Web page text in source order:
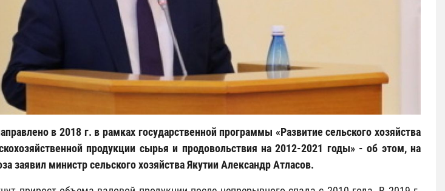
в 2018 г. в рамках государственной программы «Развитие сельского хозяйства
продукции сырья и продовольствия на 2012-2021 годы» - об этом, на
заявил министр сельского хозяйства Якутии Александр Атласов.